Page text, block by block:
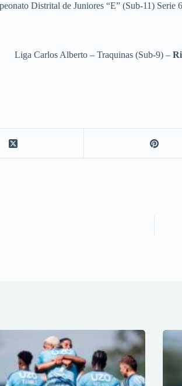
Distrital de Juniores “E” (Sub-11) Serie
Liga Carlos Alberto – Traquinas (Sub-9) –